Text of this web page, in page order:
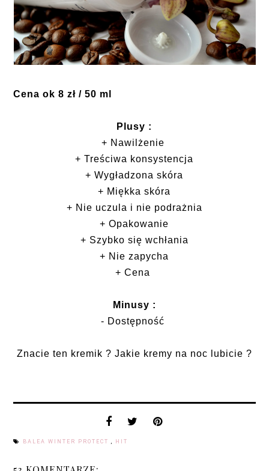
Cena ok 8 zł / 50 ml
Plusy :
+ Nawilżenie
+ Treściwa konsystencja
+ Wygładzona skóra
+ Miękka skóra
+ Nie uczula i nie podrażnia
+ Opakowanie
+ Szybko się wchłania
+ Nie zapycha
+ Cena
Minusy :
- Dostępność
Znacie ten kremik ? Jakie kremy na noc lubicie ?
BALEA WINTER PROTECT HIT